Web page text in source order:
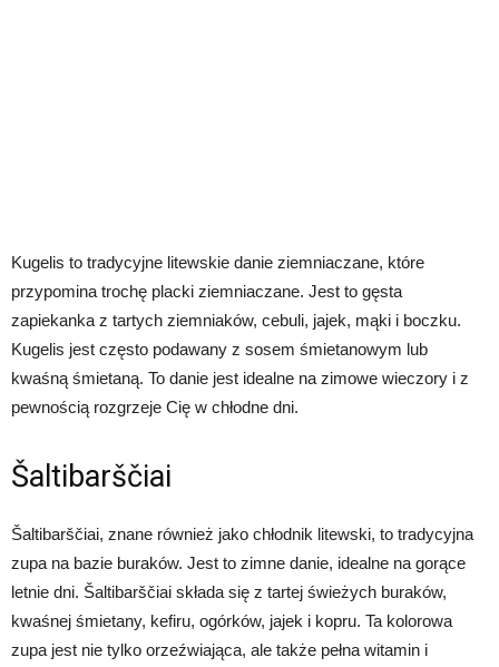
Kugelis to tradycyjne litewskie danie ziemniaczane, które
przypomina trochę placki ziemniaczane. Jest to gęsta
zapiekanka z tartych ziemniaków, cebuli, jajek, mąki i boczku.
Kugelis jest często podawany z sosem śmietanowym lub
kwaśną śmietaną. To danie jest idealne na zimowe wieczory i z
pewnością rozgrzeje Cię w chłodne dni.
Šaltibarščiai
Šaltibarščiai, znane również jako chłodnik litewski, to tradycyjna
zupa na bazie buraków. Jest to zimne danie, idealne na gorące
letnie dni. Šaltibarščiai składa się z tartej świeżych buraków,
kwaśnej śmietany, kefiru, ogórków, jajek i kopru. Ta kolorowa
zupa jest nie tylko orzeźwiająca, ale także pełna witamin i